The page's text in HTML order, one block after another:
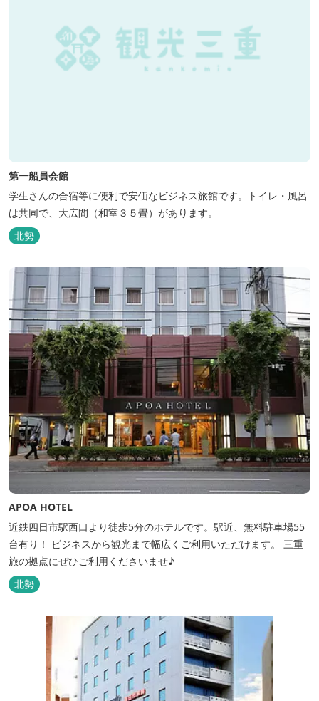
第一船員会館
学生さんの合宿等に便利で安価なビジネス旅館です。トイレ・風呂
は共同で、大広間（和室３５畳）があります。
北勢
APOA HOTEL
近鉄四日市駅西口より徒歩5分のホテルです。駅近、無料駐車場55
台有り！ ビジネスから観光まで幅広くご利用いただけます。 三重
旅の拠点にぜひご利用くださいませ♪
北勢